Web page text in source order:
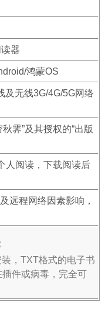
器
鸿蒙OS
及无线3G/4G/5G网络
霁”及其授权的“出版
人阅读，下载阅读后
远程网络因素影响，
，TXT格式的电子书
件或病毒，完全可